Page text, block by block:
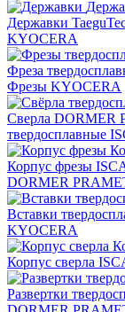
Державки
KYOCERA
Фреза
Фрезы KYOCERA
Сверла DORMER
твердосплавные
Корпус фрезы
DORMER
Вставки
KYOCERA
Корпус сверла
Развертки